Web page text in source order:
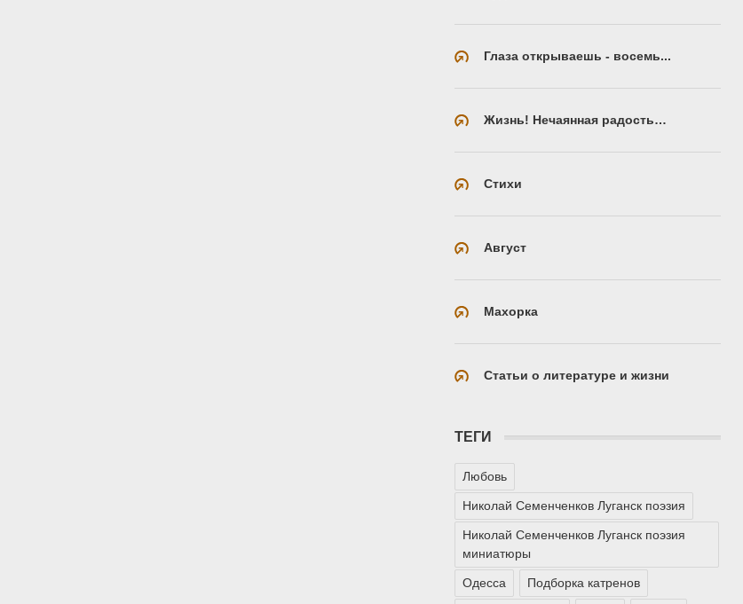
Глаза открываешь - восемь...
Жизнь! Нечаянная радость…
Стихи
Август
Махорка
Статьи о литературе и жизни
ТЕГИ
Любовь
Николай Семенченков Луганск поэзия
Николай Семенченков Луганск поэзия
миниатюры
Одесса Подборка катренов